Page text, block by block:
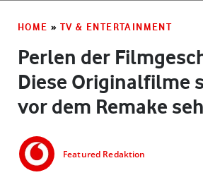
HOME » TV & ENTERTAINMENT
Perlen der
Diese Originalfilme
vor dem Remake
Featured Redaktion